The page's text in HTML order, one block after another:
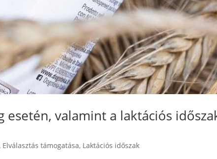
esetén, valamint a laktációs
Elválasztás támogatása, Laktációs időszak